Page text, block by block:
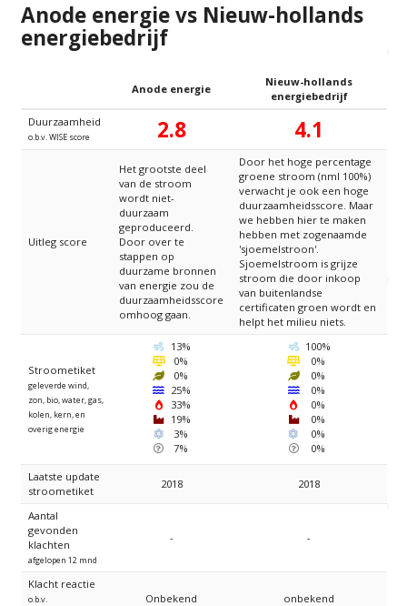
Anode energie vs Nieuw-hollands
energiebedrijf
Anode energie
Nieuw-hollands
energiebedrijf
Duurzaamheid
o.b.v. WISE score 2.8 4.1
Uitleg score
Het grootste deel
van de stroom
wordt niet-
duurzaam
geproduceerd.
Door over te
stappen op
duurzame bronnen
van energie zou de
duurzaamheidsscore
omhoog gaan.
Door het hoge percentage
groene stroom (nml 100%)
verwacht je ook een hoge
duurzaamheidsscore. Maar
we hebben hier te maken
hebben met zogenaamde
'sjoemelstroon'.
Sjoemelstroom is grijze
stroom die door inkoop
van buitenlandse
certificaten groen wordt en
helpt het milieu niets.
Stroometiket
geleverde wind,
zon, bio, water, gas,
kolen, kern, en
overig energie
Wind
13%
Zon
0%
Bio0%
Water
25%
Gas33%
Kolen
19%
Kernenergie
3%
Overig
7%
Wind
100%
Zon0%
Bio0%
Water
0%
Gas0%
Kolen
0%
Kernenergie
0%
Overig
0%
Laatste update
stroometiket
2018 2018
Aantal
gevonden
klachten
afgelopen 12 mnd
- -
Klacht reactie
o.b.v.
Onbekend onbekend